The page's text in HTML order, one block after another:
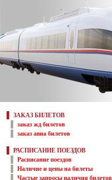
ЗАКАЗ БИЛЕТОВ
заказ жд билетов
заказ авиа билетов
РАСПИСАНИЕ ПОЕЗДОВ
Расписание поездов
Наличие и цены на билеты
Частые запросы наличия билетов